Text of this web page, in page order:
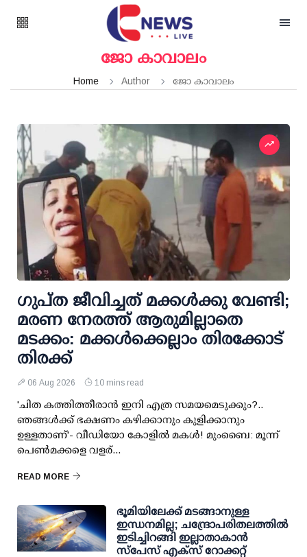
ജോ കാവാലം
Home Author ജോ കാവാലം
ഗുപ്ത ജീവിച്ചത് മക്കള്‍ക്കു വേണ്ടി;
മരണ നേരത്ത് ആരുമില്ലാതെ
മടക്കം: മക്കള്‍ക്കെല്ലാം തിരക്കോട്
തിരക്ക്
06 Aug 2026 10 mins read
'ചിത കത്തിത്തീരാന്‍ ഇനി എത്ര സമയമെടുക്കും?..
ഞങ്ങള്‍ക്ക് ഭക്ഷണം കഴിക്കാനും കുളിക്കാനും
ഉള്ളതാണ്'- വീഡിയോ കോളില്‍ മകള്‍! മുംബൈ: മൂന്ന്
പെണ്‍മക്കളെ വളര്...
READ MORE
ഭൂമിയിലേക്ക് മടങ്ങാനുള്ള
ഇന്ധനമില്ല; ചന്ദ്രോപരിതലത്തില്‍
ഇടിച്ചിറങ്ങി ഇല്ലാതാകാന്‍
സ്പേസ് എക്‌സ് റോക്കറ്റ്